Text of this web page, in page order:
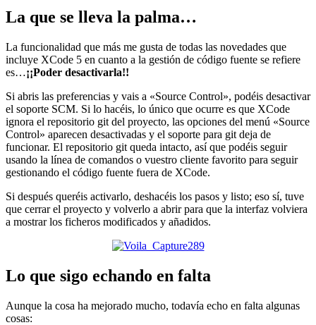
La que se lleva la palma…
La funcionalidad que más me gusta de todas las novedades que
incluye XCode 5 en cuanto a la gestión de código fuente se refiere
es…¡¡Poder desactivarla!!
Si abris las preferencias y vais a «Source Control», podéis desactivar
el soporte SCM. Si lo hacéis, lo único que ocurre es que XCode
ignora el repositorio git del proyecto, las opciones del menú «Source
Control» aparecen desactivadas y el soporte para git deja de
funcionar. El repositorio git queda intacto, así que podéis seguir
usando la línea de comandos o vuestro cliente favorito para seguir
gestionando el código fuente fuera de XCode.
Si después queréis activarlo, deshacéis los pasos y listo; eso sí, tuve
que cerrar el proyecto y volverlo a abrir para que la interfaz volviera
a mostrar los ficheros modificados y añadidos.
Lo que sigo echando en falta
Aunque la cosa ha mejorado mucho, todavía echo en falta algunas
cosas: